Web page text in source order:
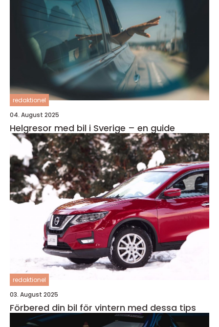
redaktionel
04. August 2025
Helgresor med bil i Sverige – en guide
redaktionel
03. August 2025
Förbered din bil för vintern med dessa tips